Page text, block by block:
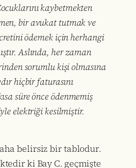
kaybetmekten
bir avukat tutmak ve
ödemek için herhangi
Aslında, her zaman
sorumlu kişi olmasına
hiçbir faturasını
süre önce ödenmemiş
elektriği kesilmiştir.
belirsiz bir tablodur.
ki Bay C. geçmişte